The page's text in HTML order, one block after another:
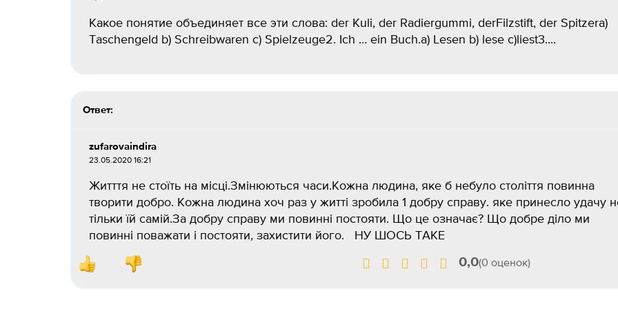
Какое понятие объединяет все эти слова: der Kuli, der Radiergummi, derFilzstift, der Spitzerа)
Taschengeld b) Schreibwaren с) Spielzeuge2. Ich … ein Buch.а) Lesen b) lese с)liest3....
Ответ:
zufarovaindira
23.05.2020 16:21
Житття не стоїть на місці.Змінюються часи.Кожна людина, яке б небуло століття повинна
творити добро. Кожна людина хоч раз у житті зробила 1 добру справу. яке принесло удачу
тільки їй самій.За добру справу ми повинні постояти. Що це означає? Що добре діло ми
повинні поважати і постояти, захистити його. НУ ШОСЬ ТАКЕ
0,0(0 оценок)